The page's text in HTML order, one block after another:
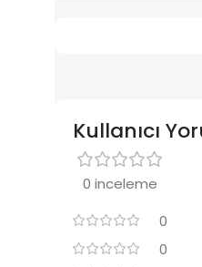
Kullanıcı
0 inceleme
0
0